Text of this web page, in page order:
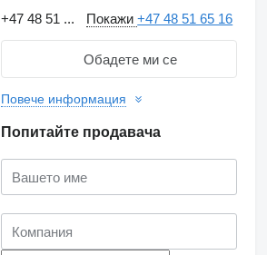
+47 48 51 ... Покажи+47 48 51 65 16
Обадете ми се
Повече информация
Попитайте продавача